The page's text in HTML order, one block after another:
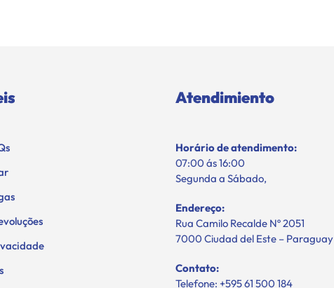
Atendimiento
Horário de atendimento:
07:00 ás 16:00
Segunda a Sábado,
Endereço:
Rua Camilo Recalde Nº 2051
7000 Ciudad del Este – Paraguay
Contato:
Telefone: +595 61 500 184